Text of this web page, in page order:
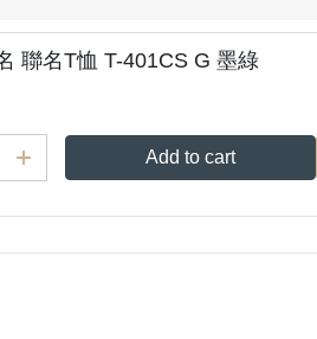
聯名T恤 T-401CS G 墨綠
Add to cart